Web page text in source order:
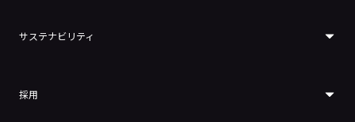
サステナビリティ
採用